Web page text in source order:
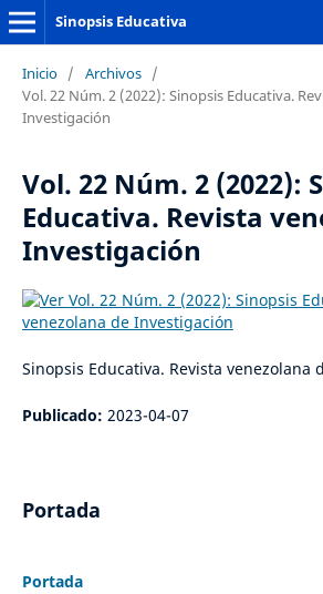
Sinopsis Educativa
Inicio / Archivos /
Vol. 22 Núm. 2 (2022): Sinopsis Educativa.
Investigación
Vol. 22 Núm. 2 (2022):
Educativa. Revista
Investigación
Sinopsis Educativa. Revista venezolana
Publicado: 2023-04-07
Portada
Portada